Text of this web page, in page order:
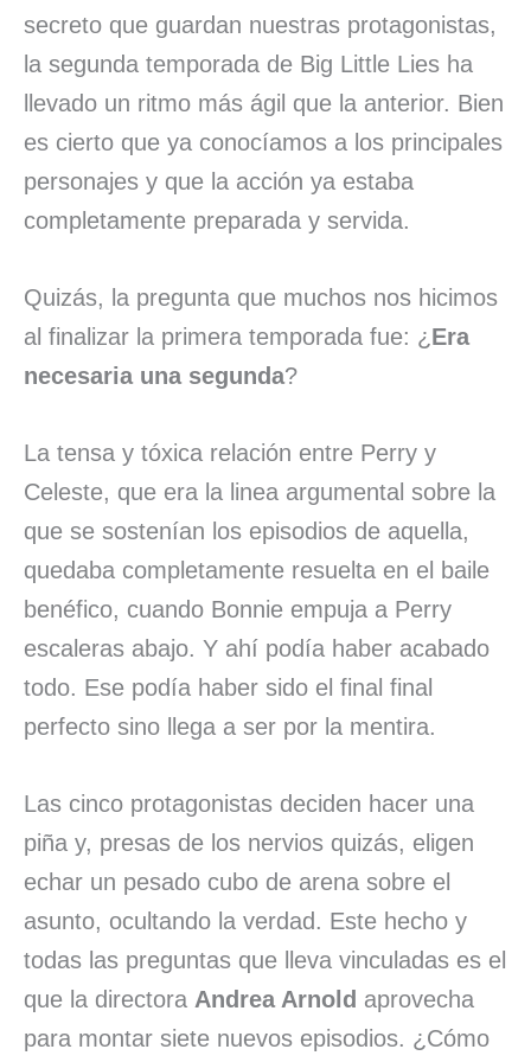
secreto que guardan nuestras protagonistas,
la segunda temporada de Big Little Lies ha
llevado un ritmo más ágil que la anterior. Bien
es cierto que ya conocíamos a los principales
personajes y que la acción ya estaba
completamente preparada y servida.
Quizás, la pregunta que muchos nos hicimos
al finalizar la primera temporada fue: ¿ Era
necesaria una segunda?
La tensa y tóxica relación entre Perry y
Celeste, que era la linea argumental sobre la
que se sostenían los episodios de aquella,
quedaba completamente resuelta en el baile
benéfico, cuando Bonnie empuja a Perry
escaleras abajo. Y ahí podía haber acabado
todo. Ese podía haber sido el final final
perfecto sino llega a ser por la mentira.
Las cinco protagonistas deciden hacer una
piña y, presas de los nervios quizás, eligen
echar un pesado cubo de arena sobre el
asunto, ocultando la verdad. Este hecho y
todas las preguntas que lleva vinculadas es el
que la directora Andrea Arnold aprovecha
para montar siete nuevos episodios. ¿Cómo